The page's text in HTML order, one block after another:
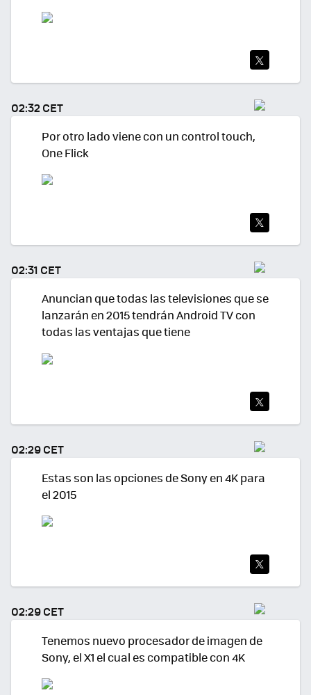
TEA
R
02:32 CET
Por otro lado viene con un control touch,
One Flick
TEA
R
02:31 CET
Anuncian que todas las televisiones que se
lanzarán en 2015 tendrán Android TV con
todas las ventajas que tiene
TEA
R
02:29 CET
Estas son las opciones de Sony en 4K para
el 2015
TWI
TEA
R
02:29 CET
Tenemos nuevo procesador de imagen de
Sony, el X1 el cual es compatible con 4K